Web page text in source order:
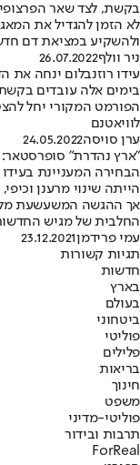
בקשת, לצד שאר
לא הזמן להגדיל את
ולהשקיע במציאת דם
ניר וולף26.07.2022
עידו רוזנבלום ינחה את
בימים אלה עובדים
הפורמט המקורי יחל
לוויאטנם
ערן סויסה24.05.2022
"ארץ נהדרת"
הבחירה המעניינת
הייתה שינוי מרענן
אך ההגשה המשעשעת
החלבית של מגיש
עמי פרידמן23.12.2021
תגיות קשורות
חדשות
בארץ
בעולם
ביטחוני
פוליטי
פלילים
בריאות
חינוך
משפט
פוליטי-מדיני
תרבות ובידור
ForReal